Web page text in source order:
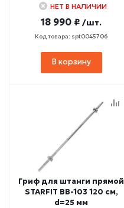
НЕТ В НАЛИЧИИ
18 990 ₽ /шт.
Код товара: spt0045706
В корзину
Гриф для штанги прямой
STARFIT BB-103 120 см,
d=25 мм